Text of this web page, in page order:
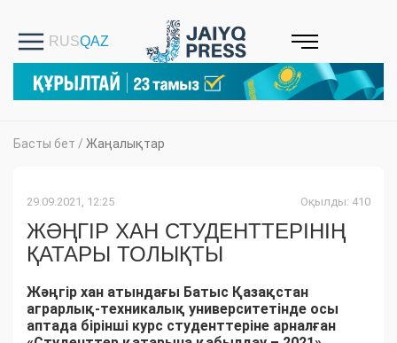
Басты бет / Жаңалықтар
29.09.2021, 12:25 Оқылды: 410
ЖӘҢГІР ХАН СТУДЕНТТЕРІНІҢ
ҚАТАРЫ ТОЛЫҚТЫ
Жәңгір хан атындағы Батыс Қазақстан
аграрлық-техникалық университетінде осы
аптада бірінші курс студенттеріне арналған